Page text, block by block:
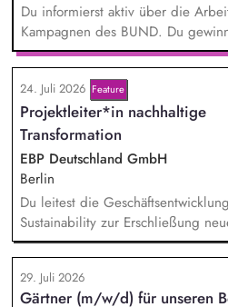
Du informierst aktiv über die
Kampagnen des BUND. Du
stärkst damit langfristig den
beantwortest Fragen zu Umwelt-,
bestem Wissen und Gewissen.
und Aktionen, beispielsweise
Unterschriften für Petitionen.
24. Juli 2026 Feature
Projektleiter*in nachhaltige
Transformation
EBP Deutschland GmbH
Berlin
Du leitest die
Sustainability zur Erschließung
Entwicklung von
mit einem bestehenden Team
dieses gemeinsam mit
Zu Deinen Aufgaben gehören vor
29. Juli 2026
Gärtner (m/w/d) für unseren